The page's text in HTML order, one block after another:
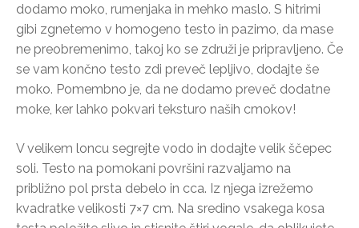
dodamo moko, rumenjaka in mehko maslo. S hitrimi
gibi zgnetemo v homogeno testo in pazimo, da mase
ne preobremenimo, takoj ko se združi je pripravljeno. Če
se vam končno testo zdi preveč lepljivo, dodajte še
moko. Pomembno je, da ne dodamo preveč dodatne
moke, ker lahko pokvari teksturo naših cmokov!
V velikem loncu segrejte vodo in dodajte velik ščepec
soli. Testo na pomokani površini razvaljamo na
približno pol prsta debelo in cca. Iz njega izrežemo
kvadratke velikosti 7×7 cm. Na sredino vsakega kosa